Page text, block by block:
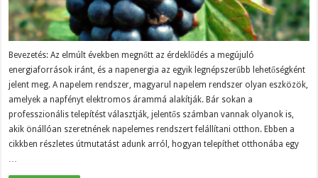
Bevezetés: Az elmúlt években megnőtt az érdeklődés a megújuló
energiaforrások iránt, és a napenergia az egyik legnépszerűbb lehetőségként
jelent meg. A napelem rendszer, magyarul napelem rendszer olyan eszközök,
amelyek a napfényt elektromos árammá alakítják. Bár sokan a
professzionális telepítést választják, jelentős számban vannak olyanok is,
akik önállóan szeretnének napelemes rendszert felállítani otthon. Ebben a
cikkben részletes útmutatást adunk arról, hogyan telepíthet otthonába egy
…